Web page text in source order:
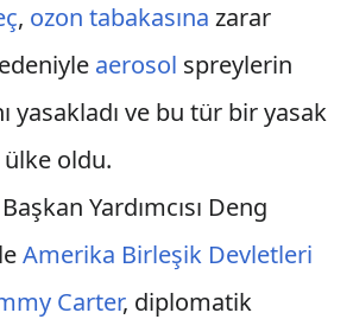
, ozon tabakasına zarar
aerosol spreylerin
yasakladı ve bu tür bir yasak
oldu.
Başkan Yardımcısı Deng
Amerika Birleşik Devletleri
Carter, diplomatik